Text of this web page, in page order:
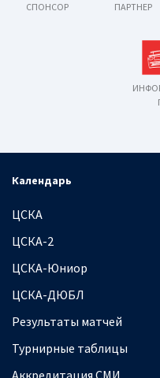
СПОНСОР
ПАРТНЕР
Календарь
ЦСКА
ЦСКА-2
ЦСКА-Юниор
ЦСКА-ДЮБЛ
Результаты матчей
Турнирные таблицы
Аккредитация СМИ